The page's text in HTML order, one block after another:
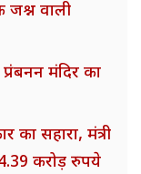
जश्न वाली
मंदिर का
का सहारा, मंत्री
करोड़ रुपये